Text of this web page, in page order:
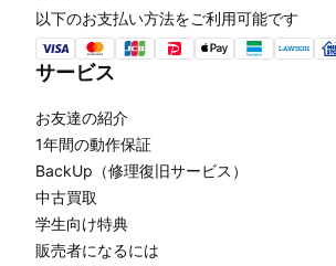
以下のお支払い方法をご利用可能です
サービス
お友達の紹介
1年間の動作保証
BackUp（修理復旧サービス）
中古買取
学生向け特典
販売者になるには